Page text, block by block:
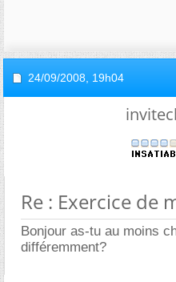
24/09/2008, 19h04
Re : Exercice de
Bonjour as-tu au moins
différemment?